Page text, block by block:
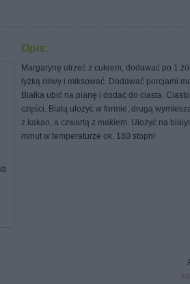
Opis:
Margarynę utrzeć z cukrem, dodawać po 1
łyżką oliwy i miksować. Dodawać porcjami
Białka ubić na pianę i dodać do ciasta.
części. Białą ułożyć w formie, drugą
z kakao, a czwartą z makiem. Ułożyć na
minut w temperaturze ok. 180 stopni